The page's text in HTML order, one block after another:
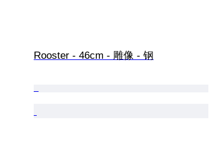
Rooster - 46cm - 雕像 - 钢